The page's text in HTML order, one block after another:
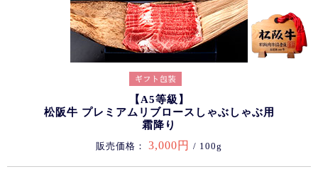
【A5等級】
松阪牛 プレミアムリブロースしゃぶしゃぶ用
霜降り
販売価格： 3,000円 / 100g